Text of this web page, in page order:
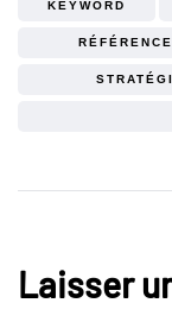
KEYWORD
Laisser